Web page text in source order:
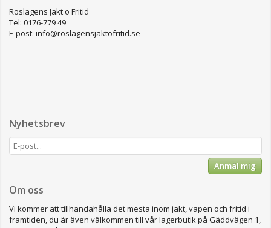
Roslagens Jakt o Fritid
Tel: 0176-779 49
E-post: info@roslagensjaktofritid.se
Nyhetsbrev
Anmäl mig
Om oss
Vi kommer att tillhandahålla det mesta inom jakt, vapen och fritid i
framtiden, du är även välkommen till vår lagerbutik på Gäddvägen 1,